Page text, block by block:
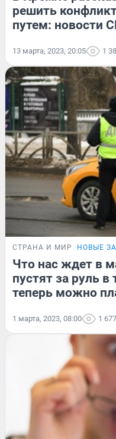
решить
путем: новости
13 марта, 2023, 20:05 1
СТРАНА И МИР НОВЫЕ
Что нас ждет в
пустят за руль в
теперь можно
1 марта, 2023, 08:00 1 677